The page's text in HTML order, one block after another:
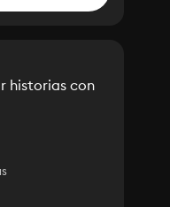
historias con